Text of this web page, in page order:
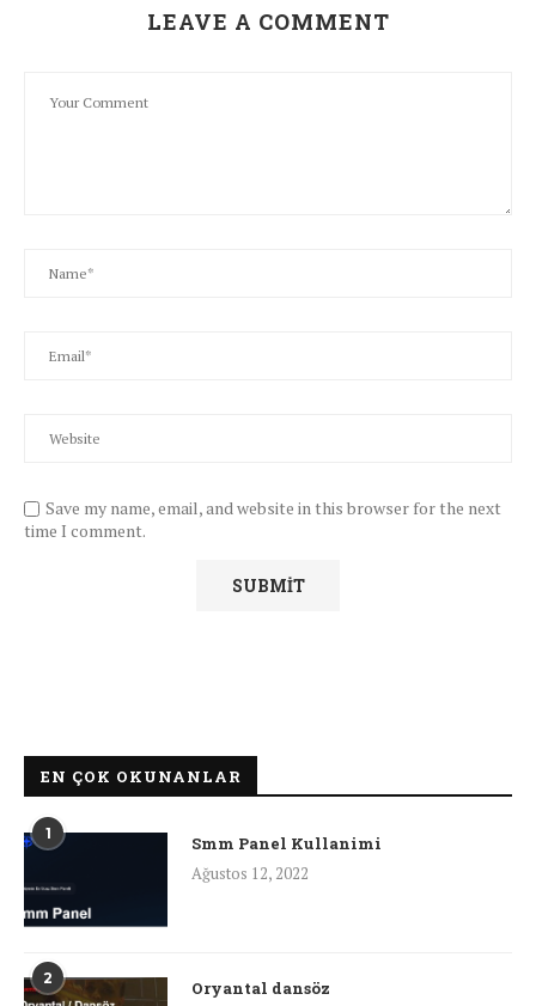
LEAVE A COMMENT
Save my name, email, and website in this browser for the next
time I comment.
EN ÇOK OKUNANLAR
1
Smm Panel Kullanimi
Ağustos 12, 2022
2
Oryantal dansöz